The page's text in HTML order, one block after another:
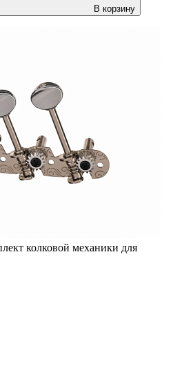
В корзину
колковой механики для